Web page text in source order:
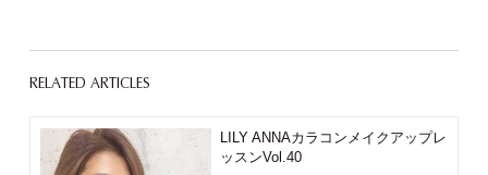
RELATED ARTICLES
LILY ANNAカラコンメイクアップレ
ッスンVol.40